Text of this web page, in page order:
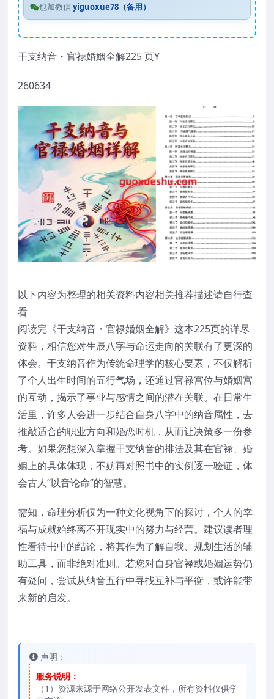
也加微信yiguoxue78（备用）
干支纳音・官禄婚姻全解225 页Y
260634
以下内容为整理的相关资料内容相关推荐描述请自行查
看
阅读完《干支纳音・官禄婚姻全解》这本225页的详尽
资料，相信您对生辰八字与命运走向的关联有了更深的
体会。干支纳音作为传统命理学的核心要素，不仅解析
了个人出生时间的五行气场，还通过官禄宫位与婚姻宫
的互动，揭示了事业与感情之间的潜在关联。在日常生
活里，许多人会进一步结合自身八字中的纳音属性，去
推敲适合的职业方向和婚恋时机，从而让决策多一份参
考。如果您想深入掌握干支纳音的排法及其在官禄、婚
姻上的具体体现，不妨再对照书中的实例逐一验证，体
会古人“以音论命”的智慧。
需知，命理分析仅为一种文化视角下的探讨，个人的幸
福与成就始终离不开现实中的努力与经营。建议读者理
性看待书中的结论，将其作为了解自我、规划生活的辅
助工具，而非绝对准则。若您对自身官禄或婚姻运势仍
有疑问，尝试从纳音五行中寻找互补与平衡，或许能带
来新的启发。
声明：
服务说明：
（1）资源来源于网络公开发表文件，所有资料仅供学